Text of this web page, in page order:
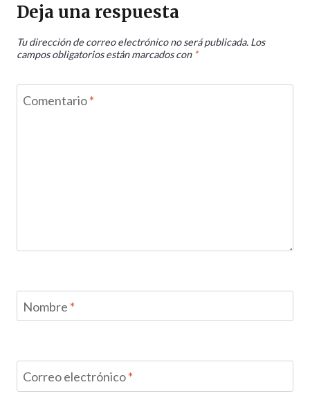
Deja una respuesta
Tu dirección de correo electrónico no será publicada. Los
campos obligatorios están marcados con *
Comentario*
Nombre *
Correo electrónico*